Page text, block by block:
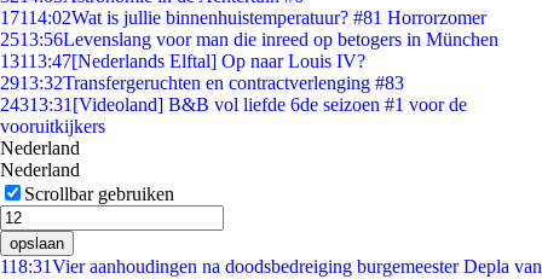
17114:02Wat is jullie binnenhuistemperatuur? #81 Horrorzomer
2513:56Levenslang voor man die inreed op betogers in München
13113:47[Nederlands Elftal] Op naar Louis IV?
2913:32Transfergeruchten en contractverlenging #83
24313:31 [Videoland] B&B vol liefde 6de seizoen #1 voor de
vooruitkijkers
Nederland
Nederland
Scrollbar gebruiken
opslaan
118:31Vier aanhoudingen na doodsbedreiging burgemeester Depla van